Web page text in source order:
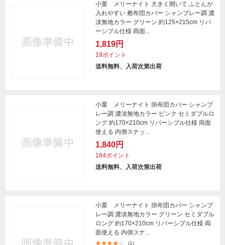
小栗 メリーナイト 大きく開いて ふとんが
入れやすい 敷布団カバー シャンブレー調 濃
淡無地カラー グリーン 約125×215cm リバ
ーシブル仕様 両面...
1,819円
19ポイント
送料無料、入荷次第出荷
小栗 メリーナイト 掛布団カバー シャンブ
レー調 濃淡無地カラー ピンク セミダブルロ
ング 約170×210cm リバーシブル仕様 両面
使える 内側スナッ...
1,840円
184ポイント
送料無料、入荷次第出荷
小栗 メリーナイト 掛布団カバー シャンブ
レー調 濃淡無地カラー グリーン セミダブル
ロング 約170×210cm リバーシブル仕様 両
面使える 内側スナ...
(1)